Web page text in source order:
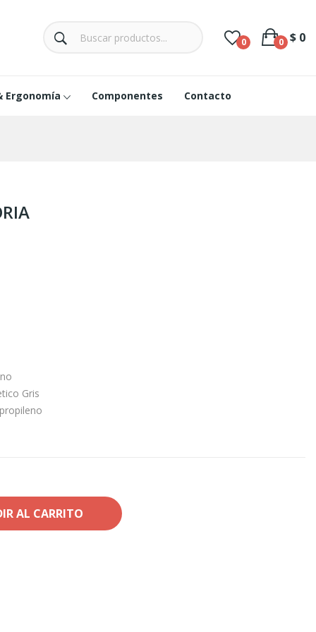
0 $ 0
0
Ergonomía Componentes Contacto
Gris
AL CARRITO